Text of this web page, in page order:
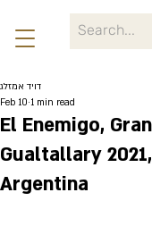
El Enemigo,
Gualtallary
Argentina
דויד אמזלג
Feb 10 1 min read